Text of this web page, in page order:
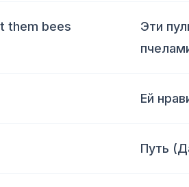
them bees
Эти
Ей
Путь